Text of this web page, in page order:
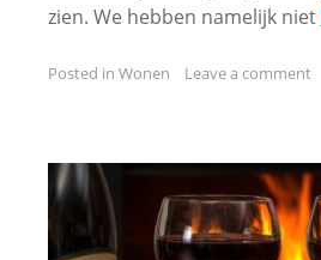
zien. We hebben namelijk niet
Posted in Wonen Leave a comment